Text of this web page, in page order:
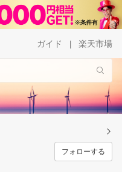
ガイド 楽天市場
フォローする